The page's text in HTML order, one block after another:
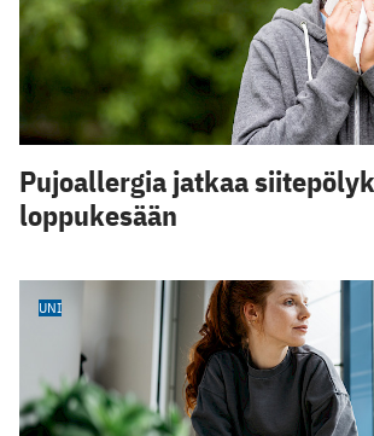
Pujoallergia jatkaa
loppukesään
UNI